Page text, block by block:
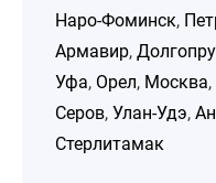
Наро-Фоминск,
Армавир,
Уфа, Орел, Москва,
Серов, Улан-Удэ,
Стерлитамак